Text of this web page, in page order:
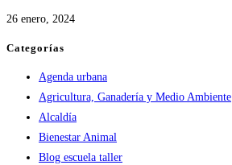
26 enero, 2024
Categorías
Agenda urbana
Agricultura, Ganadería y Medio Ambiente
Alcaldía
Bienestar Animal
Blog escuela taller